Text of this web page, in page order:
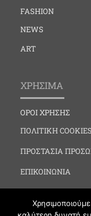
FASHION
NEWS
ART
ΧΡΗΣΙΜΑ
ΟΡΟΙ ΧΡΗΣΗΣ
ΠΟΛΙΤΙΚΗ COOKIES
ΠΡΟΣΤΑΣΙΑ
ΕΠΙΚΟΙΝΩΝΙΑ